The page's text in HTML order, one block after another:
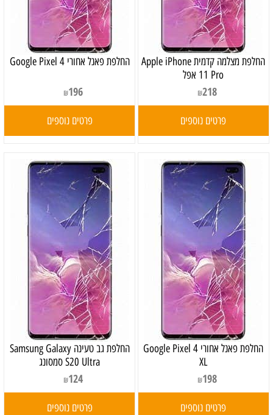
‏החלפת מצלמה קדמית Apple iPhone
11 Pro אפל
₪218
פרטים נוספים
‏החלפת פאנל אחורי Google Pixel 4
₪196
פרטים נוספים
‏החלפת פאנל אחורי Google Pixel 4
XL
₪198
פרטים נוספים
‏החלפת גב טעינה Samsung Galaxy
S20 Ultra סמסונג
₪124
פרטים נוספים